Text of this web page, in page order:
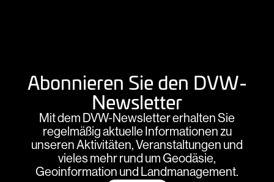
Abonnieren Sie den DVW-
Newsletter
Mit dem DVW-Newsletter erhalten Sie
regelmäßig aktuelle Informationen zu
unseren Aktivitäten, Veranstaltungen und
vieles mehr rund um Geodäsie,
Geoinformation und Landmanagement.